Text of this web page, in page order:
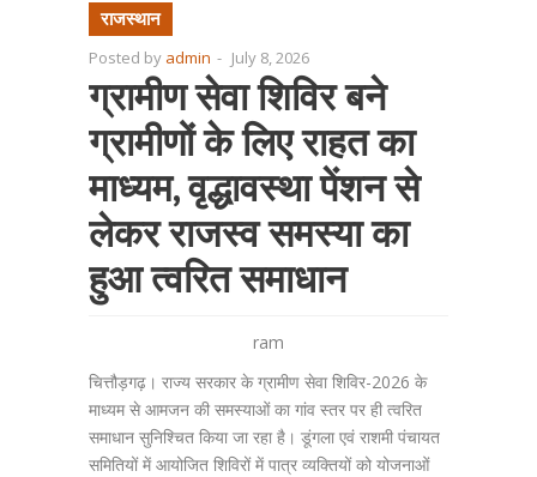
राजस्थान
Posted by admin - July 8, 2026
ग्रामीण सेवा शिविर बने
ग्रामीणों के लिए राहत का
माध्यम, वृद्धावस्था पेंशन से
लेकर राजस्व समस्या का
हुआ त्वरित समाधान
ram
चित्तौड़गढ़। राज्य सरकार के ग्रामीण सेवा शिविर-2026 के
माध्यम से आमजन की समस्याओं का गांव स्तर पर ही त्वरित
समाधान सुनिश्चित किया जा रहा है। डूंगला एवं राशमी पंचायत
समितियों में आयोजित शिविरों में पात्र व्यक्तियों को योजनाओं